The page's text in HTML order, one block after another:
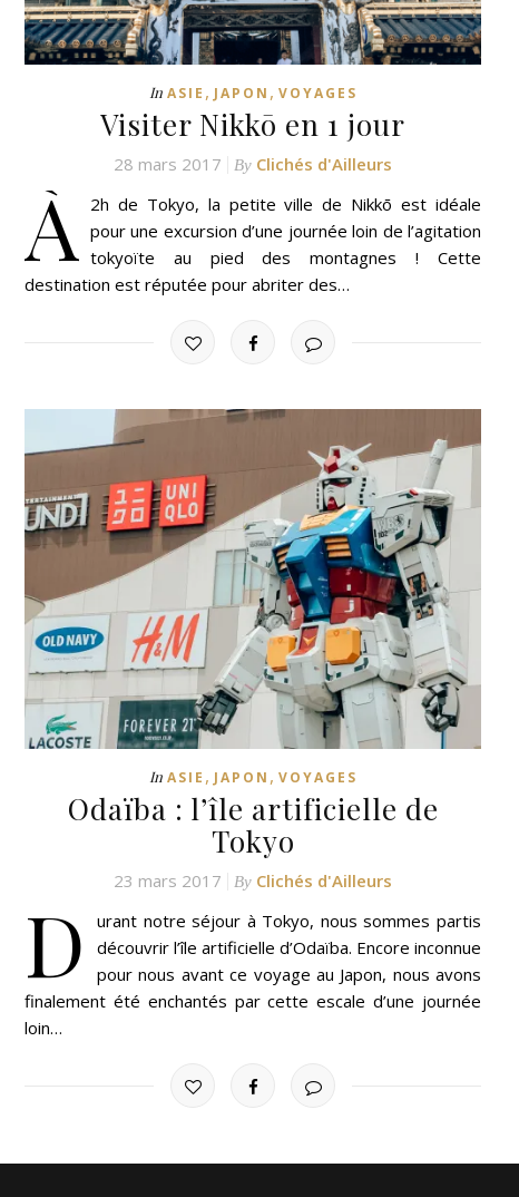
In ASIE , JAPON , VOYAGES
Visiter Nikkō en 1 jour
28 mars 2017 By Clichés d'Ailleurs
À
2h de Tokyo, la petite ville de Nikkō est idéale
pour une excursion d’une journée loin de l’agitation
tokyoïte au pied des montagnes ! Cette
destination est réputée pour abriter des…
In ASIE , JAPON , VOYAGES
Odaïba : l’île artificielle de
Tokyo
23 mars 2017 By Clichés d'Ailleurs
D
urant notre séjour à Tokyo, nous sommes partis
découvrir l’île artificielle d’Odaïba. Encore inconnue
pour nous avant ce voyage au Japon, nous avons
finalement été enchantés par cette escale d’une journée
loin…